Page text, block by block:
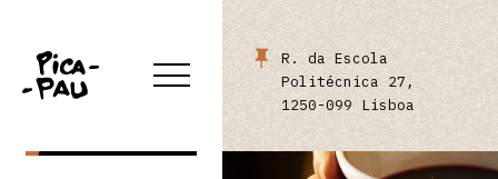
LOJA ONLINE
R. da Escola
Politécnica 27,
1250-099 Lisboa